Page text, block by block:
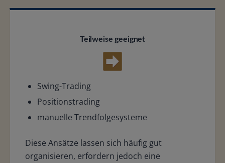
Teilweise geeignet
Swing-Trading
Positionstrading
manuelle Trendfolgesysteme
Diese Ansätze lassen sich häufig gut
organisieren, erfordern jedoch eine